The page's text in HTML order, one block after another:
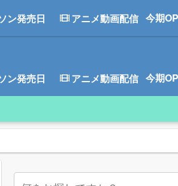
ン発売日 アニメ動画配信
ン発売日 アニメ動画配信